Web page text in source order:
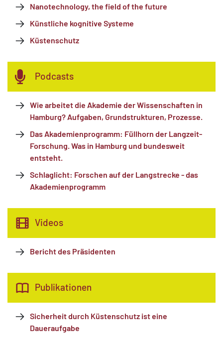
Nanotechnology, the field of the future
Künstliche kognitive Systeme
Küstenschutz
Podcasts
Wie arbeitet die Akademie der Wissenschaften in
Hamburg? Aufgaben, Grundstrukturen, Prozesse.
Das Akademienprogramm: Füllhorn der Langzeit-
Forschung. Was in Hamburg und bundesweit
entsteht.
Schlaglicht: Forschen auf der Langstrecke - das
Akademienprogramm
Videos
Bericht des Präsidenten
Publikationen
Sicherheit durch Küstenschutz ist eine
Daueraufgabe